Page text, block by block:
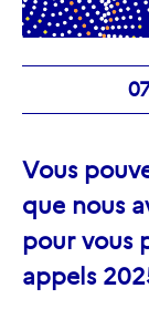
Vous
que nous
pour vous
appels